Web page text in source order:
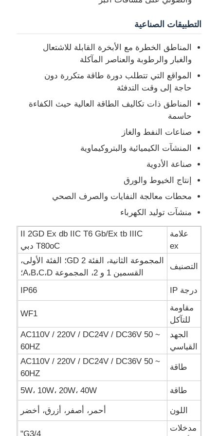
جولة في المعمل
ضبط الجودة
اتصل بنا
طلب اقتباس
إضاءة مقاومة للانفجار
ضوء إنذار مقاوم للانفجار
مروحة مقاومة للانفجار
صندوق مقاوم للانفجار
مفتاح مقاوم للانفجار
غدد الكابلات المقاومة للانفجار
قابس ومقبس مقاوم للانفجار
التطبيقات الصناعية
المناطق الخطرة مع الأبخرة القابلة للاشتعال
والغبار والرطوبة والعناصر المآكلة
المواقع التي تتطلب دورة طاقة متكررة دون
حاجة إلى وقت التدفئة
المناطق ذات تكاليف الطاقة العالية حيث الكفاءة
حاسمة
صناعات النفط والغاز
المنشآت الكيميائية والبتروكيماوية
صناعة الأدوية
إنتاج الخيوط والورق
محطات معالجة النفايات والصرف الصحي
منشآت توليد الكهرباء
علامة
ex
II 2GD Ex db IIC T6 Gb/Ex tb IIIC
T80oC دبي
التصنيف
المجموعة الثانية، الفئة 2 GD؛ الفئة الأولى،
القسمين 1 و 2، المجموعة A،B،C،D؛
درجة IP
IP66
مقاومة
للتآكل
WF1
الجهد
القياسي
AC110V / 220V / DC24V / DC36V 50 ~
60HZ
طاقة
AC110V / 220V / DC24V / DC36V 50 ~
60HZ
طاقة
5W، 10W، 20W، 40W
اللون
أحمر، أصفر، أزرق، أخضر
مدخلات
G3/4"